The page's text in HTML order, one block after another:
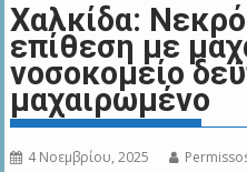
Χαλκίδα:
επίθεση με
νοσοκομείο
μαχαιρωμένο
4 Νοεμβρίου, 2025